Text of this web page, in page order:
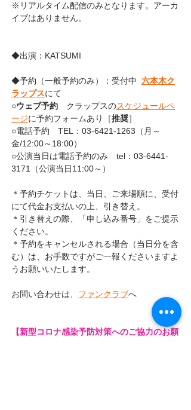
※リアルタイム配信のみとなります。アーカ
イブはありません。
◆出演：KATSUMI
◆予約（一般予約のみ）：受付中
六本木ク
ラップスにて
○ウェブ予約 クラップスのスケジュールペ
ージに予約フォームあり［推奨］
○電話予約　TEL：03-6421-1263（月～
金/12:00～18:00）
○公演当日は電話予約のみ　tel：03-6441-
3171（公演当日11:00～）
＊予約チケットは、当日、ご来場順に、受付
にて代金お支払いの上、引き替え。
＊引き替えの際、「申し込み番号」をご提示
ください。
＊予約をキャンセルされる場合（当日分を含
む）は、お手数ですがご一報くださいますよ
うお願いいたします。
お問い合わせは、 ファンクラブへ
【新型コロナ感染予防対策へのご協力のお願